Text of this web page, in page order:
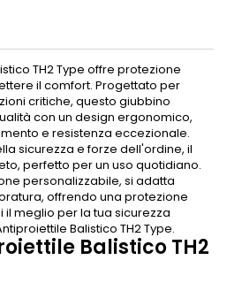
TH2 Type offre protezione
il comfort. Progettato per
critiche, questo giubbino
con un design ergonomico,
e resistenza eccezionale.
sicurezza e forze dell'ordine, il
perfetto per un uso quotidiano.
personalizzabile, si adatta
offrendo una protezione
meglio per la tua sicurezza
Balistico TH2 Type.
Balistico TH2